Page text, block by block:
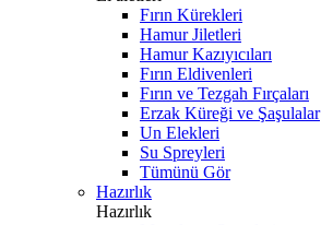
Fırın Kürekleri
Hamur Jiletleri
Hamur Kazıyıcıları
Fırın Eldivenleri
Fırın ve Tezgah Fırçaları
Erzak Küreği ve Şaşulalar
Un Elekleri
Su Spreyleri
Tümünü Gör
Hazırlık
Hazırlık